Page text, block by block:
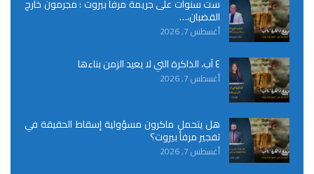
ست سنوات على جريمة مرفأ بيروت : مجرمون خارج
القضبان،…
أغسطس 7, 2026
٤ آب، الذاكرة التي لا يعيد الزمن بناءها
أغسطس 7, 2026
هل يتحمل ماكرون مسؤولية إسقاط الحقيقة في
تفجير مرفأ بيروت؟
أغسطس 7, 2026